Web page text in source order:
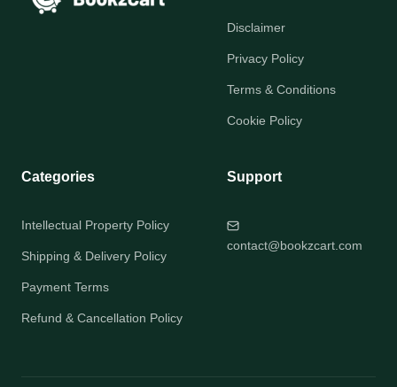
Disclaimer
Privacy Policy
Terms & Conditions
Cookie Policy
Categories
Intellectual Property Policy
Shipping & Delivery Policy
Payment Terms
Refund & Cancellation Policy
Support
contact@bookzcart.com